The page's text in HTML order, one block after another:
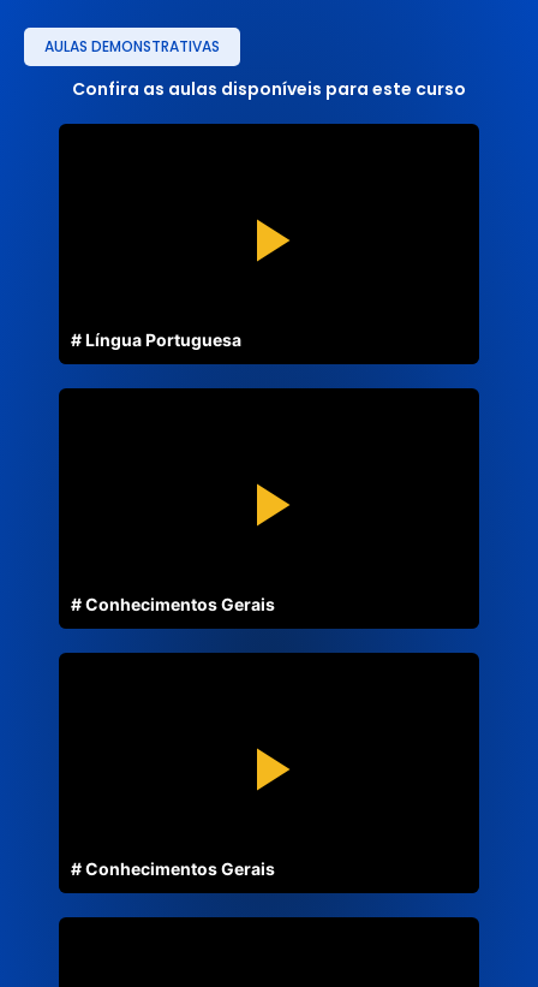
AULAS DEMONSTRATIVAS
Confira as aulas disponíveis para este curso
# Língua Portuguesa
# Conhecimentos Gerais
# Conhecimentos Gerais